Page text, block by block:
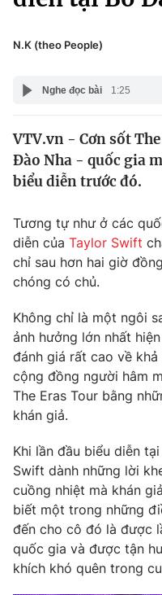
Pháp luật
Thế giới
Thế giới đó đây
Câu chuyện quốc tế
Kinh tế
Tài chính
Thị trường
Góc doanh nghiệp
Dữ liệu và đời sống
Truyền hình
Phim VTV
Hậu trường
Nhân vật
Khán giả
Giải sao mai
Giải trí
Điện ảnh
Sao
Đời sống
Du lịch
Làm đẹp
Chất lượng cuộc sống
Giáo dục
Tuyển sinh
Học trực tuyến
Công nghệ
Hitech Công nghệ
Sản phẩm
Giao lưu trực tuyến
Y tế
Công nghệ
N.K (theo People)
Nghe đọc bài 1:25
VTV.vn - Cơn sốt
Đào Nha - quốc gia
biểu diễn trước đó.
Tương tự như ở các
diễn của Taylor Swift
chỉ sau hơn hai giờ
chóng có chủ.
Không chỉ là một ngôi
ảnh hưởng lớn nhất
đánh giá rất cao về
cộng đồng người hâm
The Eras Tour bằng
khán giả.
Khi lần đầu biểu diễn
Swift dành những lời
cuồng nhiệt mà khán
biết một trong những
đến cho cô đó là được
quốc gia và được tận
khích khó quên trong